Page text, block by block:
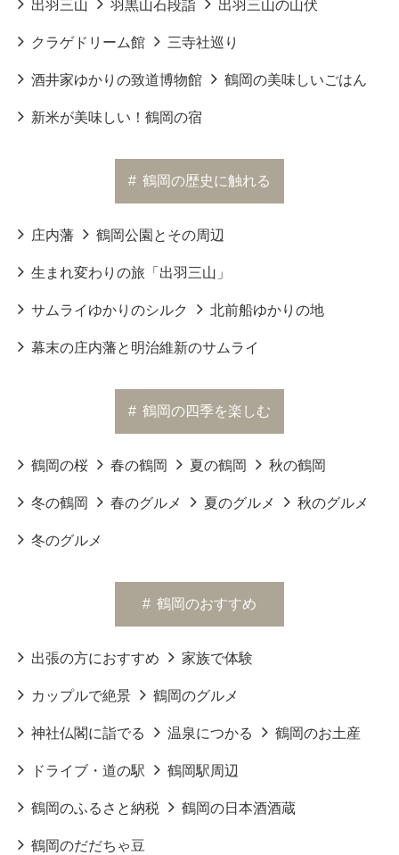
出羽三山 羽黒山石段詣 出羽三山の山伏
クラゲドリーム館 三寺社巡り
酒井家ゆかりの致道博物館 鶴岡の美味しいごはん
新米が美味しい！鶴岡の宿
# 鶴岡の歴史に触れる
庄内藩 鶴岡公園とその周辺
生まれ変わりの旅「出羽三山」
サムライゆかりのシルク 北前船ゆかりの地
幕末の庄内藩と明治維新のサムライ
# 鶴岡の四季を楽しむ
鶴岡の桜 春の鶴岡 夏の鶴岡 秋の鶴岡
冬の鶴岡 春のグルメ 夏のグルメ 秋のグルメ
冬のグルメ
# 鶴岡のおすすめ
出張の方におすすめ 家族で体験
カップルで絶景 鶴岡のグルメ
神社仏閣に詣でる 温泉につかる 鶴岡のお土産
ドライブ・道の駅 鶴岡駅周辺
鶴岡のふるさと納税 鶴岡の日本酒酒蔵
鶴岡のだだちゃ豆